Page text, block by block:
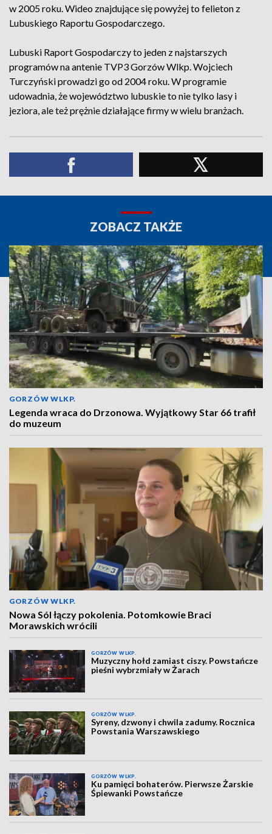
w 2005 roku. Wideo znajdujące się powyżej to felieton z
Lubuskiego Raportu Gospodarczego.
Lubuski Raport Gospodarczy to jeden z najstarszych
programów na antenie TVP3 Gorzów Wlkp. Wojciech
Turczyński prowadzi go od 2004 roku. W programie
udowadnia, że województwo lubuskie to nie tylko lasy i
jeziora, ale też prężnie działające firmy w wielu branżach.
ZOBACZ TAKŻE
GORZÓW WLKP.
Legenda wraca do Drzonowa. Wyjątkowy Star 66 trafił
do muzeum
GORZÓW WLKP.
Nowa Sól łączy pokolenia. Potomkowie Braci
Morawskich wrócili
GORZÓW WLKP.
Muzyczny hołd zamiast ciszy. Powstańcze
pieśni wybrzmiały w Żarach
GORZÓW WLKP.
Syreny, dzwony i chwila zadumy. Rocznica
Powstania Warszawskiego
GORZÓW WLKP.
Ku pamięci bohaterów. Pierwsze Żarskie
Śpiewanki Powstańcze